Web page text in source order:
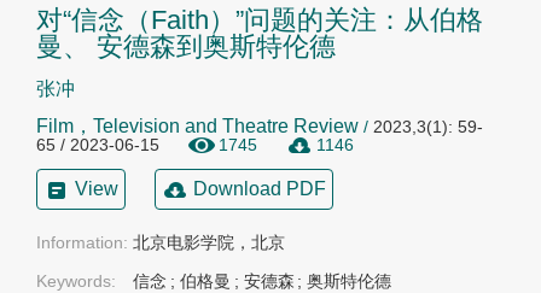
对“信念（Faith）”问题的关注：从伯格
曼、 安德森到奥斯特伦德
张冲
Film，Television and Theatre Review / 2023,3(1): 59-
65 / 2023-06-15
1745 1146
View Download PDF
Information: 北京电影学院，北京
Keywords:
信念 ; 伯格曼 ; 安德森 ;奥斯特伦德